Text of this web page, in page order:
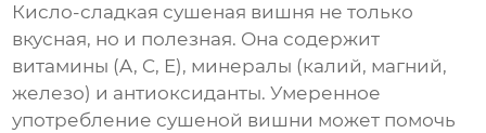
Кисло-сладкая сушеная вишня не только
вкусная, но и полезная. Она содержит
витамины (A, C, E), минералы (калий, магний,
железо) и антиоксиданты. Умеренное
употребление сушеной вишни может помочь